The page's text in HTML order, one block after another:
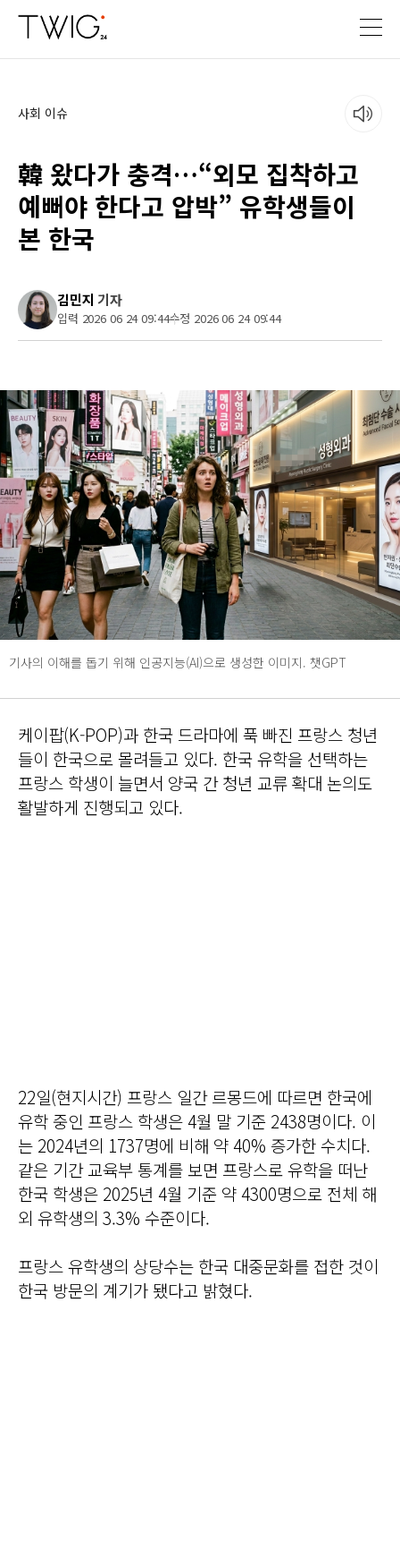
사회 이슈
韓 왔다가 충격…“외모 집착하고
예뻐야 한다고 압박” 유학생들이
본 한국
김민지 기자
입력 2026 06 24 09:44수정 2026 06 24 09:44
기사의 이해를 돕기 위해 인공지능(AI)으로 생성한 이미지. 챗GPT
케이팝(K-POP)과 한국 드라마에 푹 빠진 프랑스 청년
들이 한국으로 몰려들고 있다. 한국 유학을 선택하는
프랑스 학생이 늘면서 양국 간 청년 교류 확대 논의도
활발하게 진행되고 있다.
22일(현지시간) 프랑스 일간 르몽드에 따르면 한국에
유학 중인 프랑스 학생은 4월 말 기준 2438명이다. 이
는 2024년의 1737명에 비해 약 40% 증가한 수치다.
같은 기간 교육부 통계를 보면 프랑스로 유학을 떠난
한국 학생은 2025년 4월 기준 약 4300명으로 전체 해
외 유학생의 3.3% 수준이다.
프랑스 유학생의 상당수는 한국 대중문화를 접한 것이
한국 방문의 계기가 됐다고 밝혔다.